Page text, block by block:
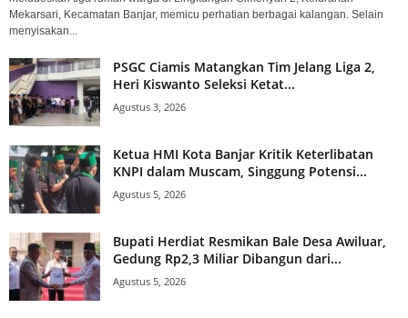
Mekarsari, Kecamatan Banjar, memicu perhatian berbagai kalangan. Selain
menyisakan...
PSGC Ciamis Matangkan Tim Jelang Liga 2,
Heri Kiswanto Seleksi Ketat...
Agustus 3, 2026
Ketua HMI Kota Banjar Kritik Keterlibatan
KNPI dalam Muscam, Singgung Potensi...
Agustus 5, 2026
Bupati Herdiat Resmikan Bale Desa Awiluar,
Gedung Rp2,3 Miliar Dibangun dari...
Agustus 5, 2026